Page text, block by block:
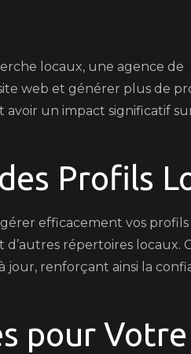
locaux, une agence de
web et générer plus de
un impact significatif
Profils
efficacement vos profils
répertoires locaux.
jour, renforçant ainsi la
pour Votre